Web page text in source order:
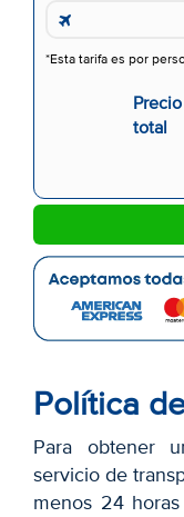
*Esta tarifa es por
Precio
total
Política
Para obtener
servicio de
menos 24